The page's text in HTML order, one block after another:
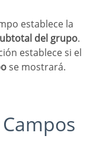
establece la
del grupo.
establece si el
se mostrará.
Campos